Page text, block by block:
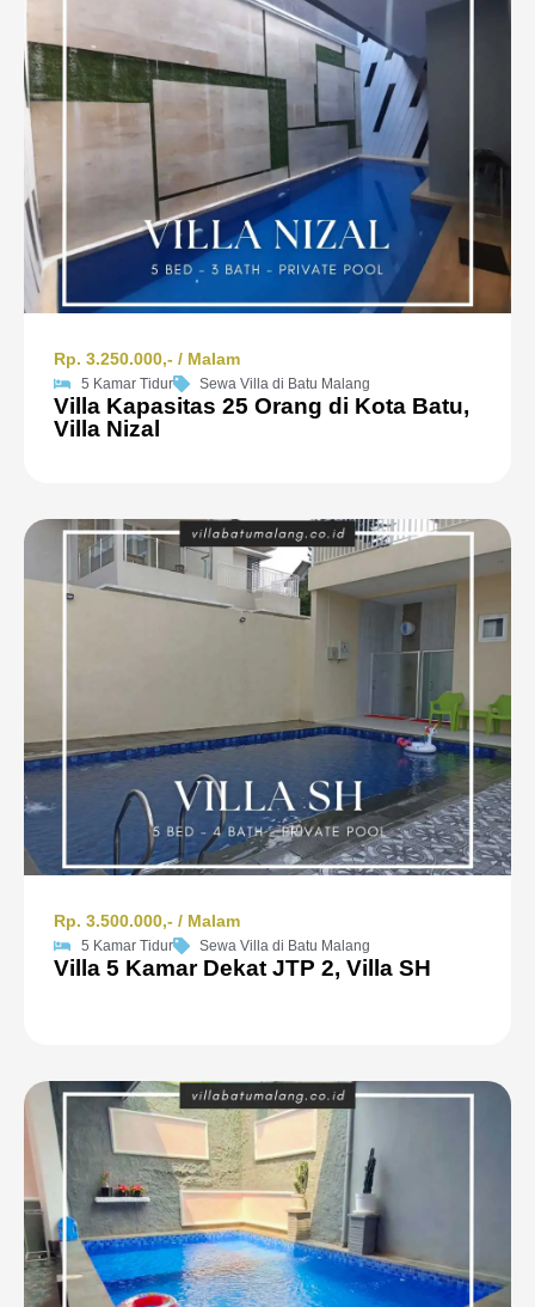
Rp. 3.250.000,- / Malam
5 Kamar Tidur Sewa Villa di Batu Malang
Villa Kapasitas 25 Orang di Kota Batu,
Villa Nizal
Rp. 3.500.000,- / Malam
5 Kamar Tidur Sewa Villa di Batu Malang
Villa 5 Kamar Dekat JTP 2, Villa SH